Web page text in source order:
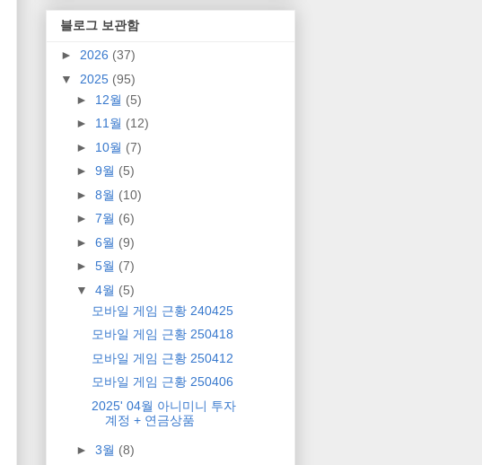
블로그 보관함
► 2026 (37)
▼ 2025 (95)
► 12월 (5)
► 11월 (12)
► 10월 (7)
► 9월 (5)
► 8월 (10)
► 7월 (6)
► 6월 (9)
► 5월 (7)
▼ 4월 (5)
모바일 게임 근황 240425
모바일 게임 근황 250418
모바일 게임 근황 250412
모바일 게임 근황 250406
2025' 04월 아니미니 투자
계정 + 연금상품
► 3월 (8)